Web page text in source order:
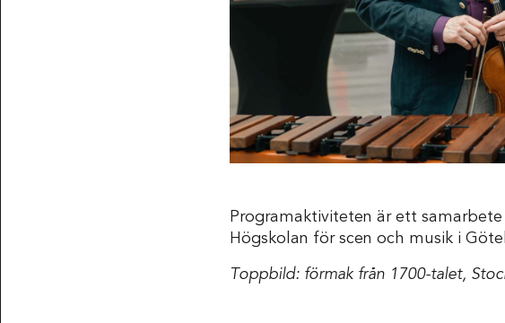
Programaktiviteten är ett
Högskolan för scen och musik i
Toppbild: förmak från 1700-talet,